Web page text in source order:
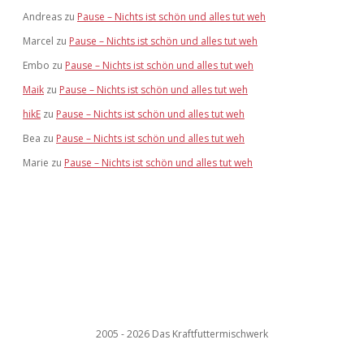
Andreas zu Pause – Nichts ist schön und alles tut weh
Marcel zu Pause – Nichts ist schön und alles tut weh
Embo zu Pause – Nichts ist schön und alles tut weh
Maik zu Pause – Nichts ist schön und alles tut weh
hikE zu Pause – Nichts ist schön und alles tut weh
Bea zu Pause – Nichts ist schön und alles tut weh
Marie zu Pause – Nichts ist schön und alles tut weh
2005 - 2026 Das Kraftfuttermischwerk